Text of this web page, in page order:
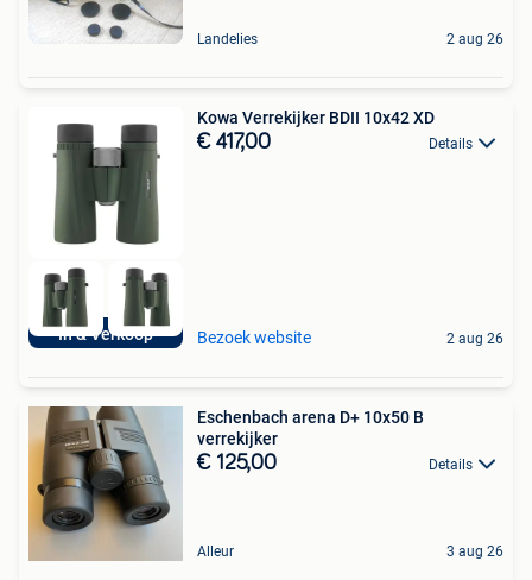
Landelies 2 aug 26
In & Verkoop
Kowa Verrekijker BDII 10x42 XD
€ 417,00 Details
Bezoek website 2 aug 26
Eschenbach arena D+ 10x50 B
verrekijker
€ 125,00 Details
Alleur 3 aug 26